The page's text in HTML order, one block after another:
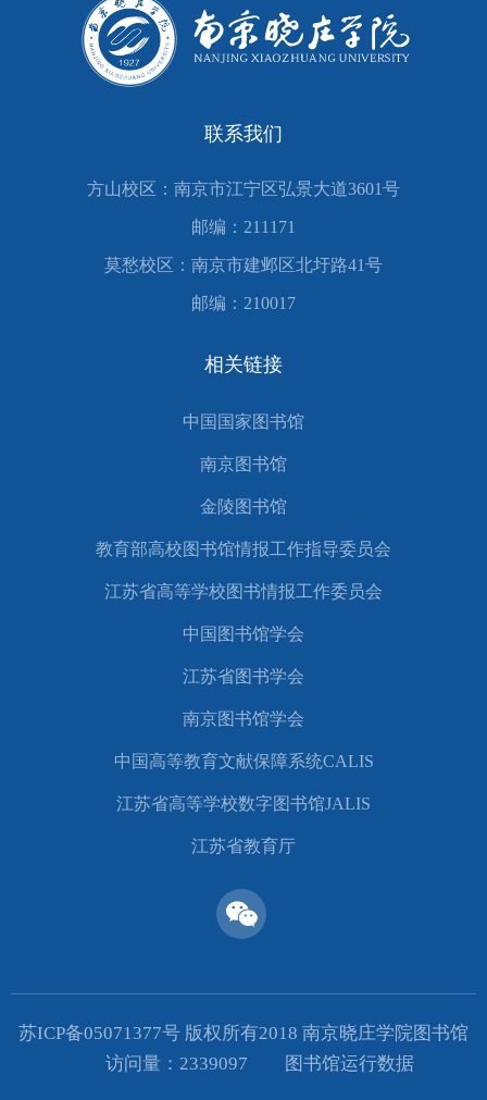
联系我们
方山校区：南京市江宁区弘景大道3601号
邮编：211171
莫愁校区：南京市建邺区北圩路41号
邮编：210017
相关链接
中国国家图书馆
南京图书馆
金陵图书馆
教育部高校图书馆情报工作指导委员会
江苏省高等学校图书情报工作委员会
中国图书馆学会
江苏省图书学会
南京图书馆学会
中国高等教育文献保障系统CALIS
江苏省高等学校数字图书馆JALIS
江苏省教育厅
苏ICP备05071377号 版权所有2018 南京晓庄学院图书馆
访问量： 2339097 图书馆运行数据